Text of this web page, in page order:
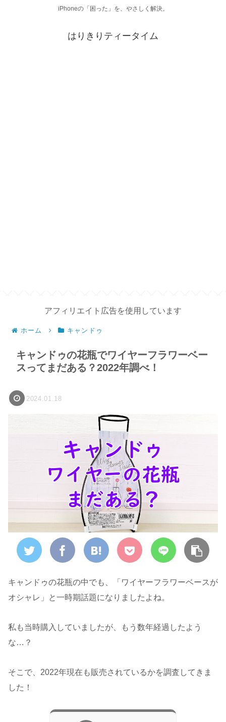
iPhoneの「困った」を、やさしく解決。
はりきりティータイム
アフィリエイト広告を使用しています
ホーム キャンドゥ
キャンドゥの花瓶でワイヤーフラワーベー
スってまだある？2022年調べ！
2024.01.18
キャンドゥの花瓶の中でも、「ワイヤーフラワーベースが
オシャレ」と一時期話題になりましたよね。
私も当時購入していましたが、もう数年経過したよう
な…？
そこで、2022年現在も販売されているかを調査してきま
した！